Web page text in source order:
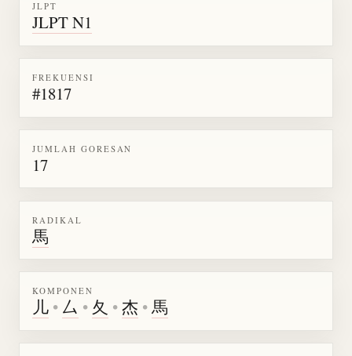
JLPT
JLPT N1
FREKUENSI
#1817
JUMLAH GORESAN
17
RADIKAL
馬
KOMPONEN
儿 • 厶 • 夂 •杰 •馬